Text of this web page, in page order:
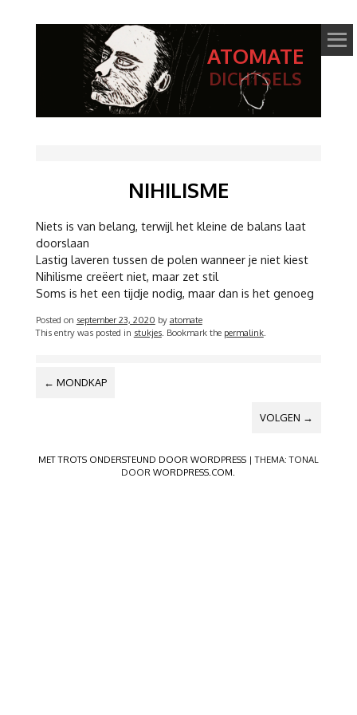
ATOMATE
DICHTSELS
NIHILISME
Niets is van belang, terwijl het kleine de balans laat
doorslaan
Lastig laveren tussen de polen wanneer je niet kiest
Nihilisme creëert niet, maar zet stil
Soms is het een tijdje nodig, maar dan is het genoeg
Posted on september 23, 2020 by atomate
This entry was posted in stukjes. Bookmark the permalink.
BERICHTNAVIGATIE
← MONDKAP
VOLGEN →
MET TROTS ONDERSTEUND DOOR WORDPRESS |THEMA: TONAL
DOORWORDPRESS.COM